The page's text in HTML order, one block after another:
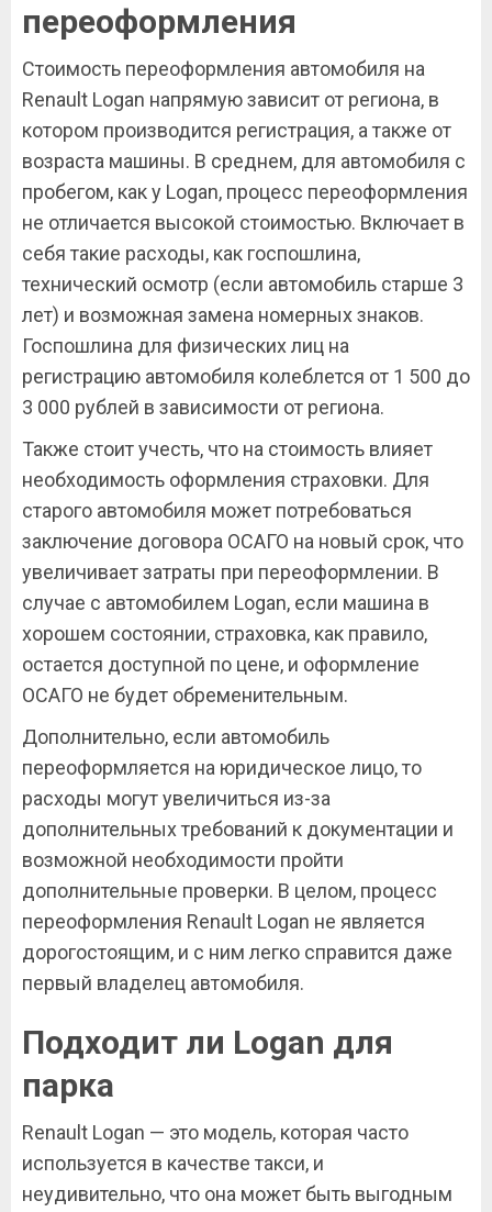
переоформления
Стоимость переоформления автомобиля на
Renault Logan напрямую зависит от региона, в
котором производится регистрация, а также от
возраста машины. В среднем, для автомобиля с
пробегом, как у Logan, процесс переоформления
не отличается высокой стоимостью. Включает в
себя такие расходы, как госпошлина,
технический осмотр (если автомобиль старше 3
лет) и возможная замена номерных знаков.
Госпошлина для физических лиц на
регистрацию автомобиля колеблется от 1 500 до
3 000 рублей в зависимости от региона.
Также стоит учесть, что на стоимость влияет
необходимость оформления страховки. Для
старого автомобиля может потребоваться
заключение договора ОСАГО на новый срок, что
увеличивает затраты при переоформлении. В
случае с автомобилем Logan, если машина в
хорошем состоянии, страховка, как правило,
остается доступной по цене, и оформление
ОСАГО не будет обременительным.
Дополнительно, если автомобиль
переоформляется на юридическое лицо, то
расходы могут увеличиться из-за
дополнительных требований к документации и
возможной необходимости пройти
дополнительные проверки. В целом, процесс
переоформления Renault Logan не является
дорогостоящим, и с ним легко справится даже
первый владелец автомобиля.
Подходит ли Logan для
парка
Renault Logan — это модель, которая часто
используется в качестве такси, и
неудивительно, что она может быть выгодным